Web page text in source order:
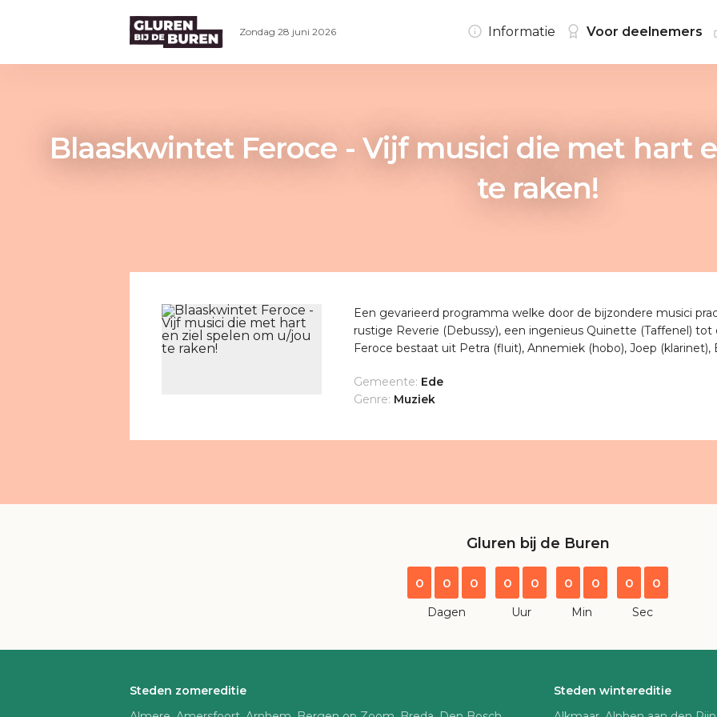
Blaaskwintet Feroce - Vijf musici die met hart
te raken!
Een gevarieerd programma welke door de bijzondere musici
rustige Reverie (Debussy), een ingenieus Quinette (Taffenel)
Feroce bestaat uit Petra (fluit), Annemiek (hobo), Joep (klarinet),
Gemeente: Ede
Genre: Muziek
Gluren bij de Buren
0 0 0
Dagen
0 0
Uur
0 0
Min
0 0
Sec
Steden zomereditie
Steden wintereditie
Zondag 28 juni 2026 Informatie Voor deelnemers